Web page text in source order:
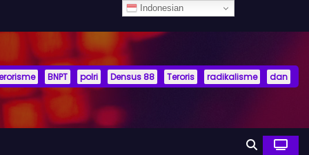
BNPT polri Densus 88 Teroris radikalisme dan
Indonesian